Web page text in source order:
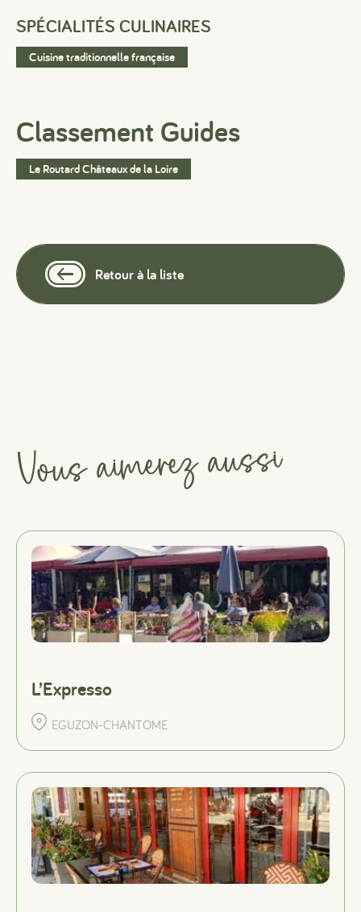
SPÉCIALITÉS CULINAIRES
Cuisine traditionnelle française
Classement Guides
Le Routard Châteaux de la Loire
Retour à la liste
Vous aimerez aussi
L’Expresso
EGUZON-CHANTOME